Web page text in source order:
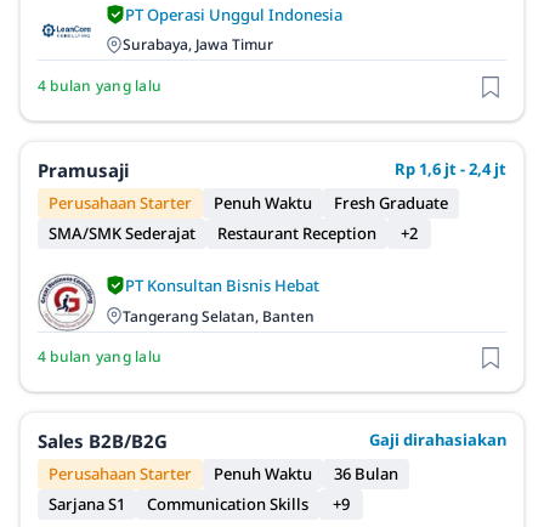
PT Operasi Unggul Indonesia
Surabaya, Jawa Timur
4 bulan yang lalu
Pramusaji
Rp 1,6 jt - 2,4 jt
Perusahaan Starter
Penuh Waktu
Fresh Graduate
SMA/SMK Sederajat
Restaurant Reception +2
PT Konsultan Bisnis Hebat
Tangerang Selatan, Banten
4 bulan yang lalu
Sales B2B/B2G
Gaji dirahasiakan
Perusahaan Starter
Penuh Waktu
36 Bulan
Sarjana S1
Communication Skills +9